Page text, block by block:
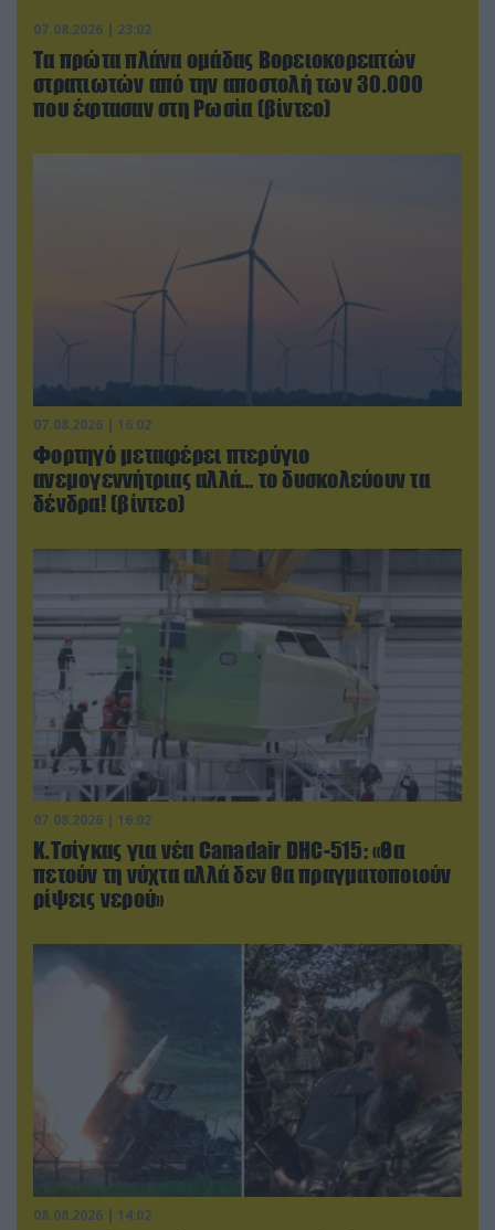
07.08.2026 | 23:02
Τα πρώτα πλάνα ομάδας Βορειοκορεατών
στρατιωτών από την αποστολή των 30.000
που έφτασαν στη Ρωσία (βίντεο)
07.08.2026 | 16:02
Φορτηγό μεταφέρει πτερύγιο
ανεμογεννήτριας αλλά… το δυσκολεύουν τα
δένδρα! (βίντεο)
07.08.2026 | 16:02
Κ.Τσίγκας για νέα Canadair DHC-515: «Θα
πετούν τη νύχτα αλλά δεν θα πραγματοποιούν
ρίψεις νερού»
08.08.2026 | 14:02